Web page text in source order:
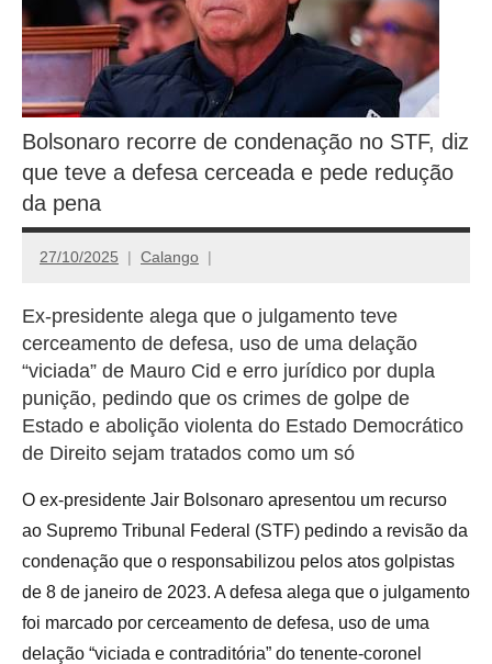
Bolsonaro recorre de condenação no STF, diz
que teve a defesa cerceada e pede redução
da pena
27/10/2025 Calango
Ex-presidente alega que o julgamento teve
cerceamento de defesa, uso de uma delação
“viciada” de Mauro Cid e erro jurídico por dupla
punição, pedindo que os crimes de golpe de
Estado e abolição violenta do Estado Democrático
de Direito sejam tratados como um só
O ex-presidente Jair Bolsonaro apresentou um recurso
ao Supremo Tribunal Federal (STF) pedindo a revisão da
condenação que o responsabilizou pelos atos golpistas
de 8 de janeiro de 2023. A defesa alega que o julgamento
foi marcado por cerceamento de defesa, uso de uma
delação “viciada e contraditória” do tenente-coronel